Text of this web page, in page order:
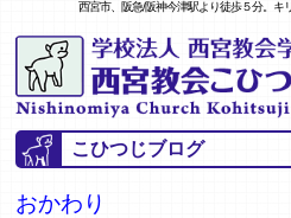
西宮市、阪急/阪神今津駅より徒歩５分。キ
こひつじブログ
おかわり